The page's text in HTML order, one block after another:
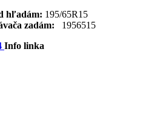
hľadám: 195/65R15
zadám: 1956515
Info linka